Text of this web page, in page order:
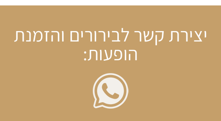
יצירת קשר לבירורים והזמנת
הופעות: